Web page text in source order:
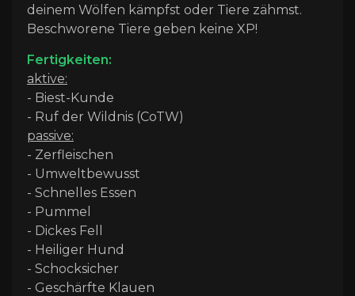
deinem Wölfen kämpfst oder Tiere zähmst.
Beschworene Tiere geben keine XP!
Fertigkeiten:
aktive:
- Biest-Kunde
- Ruf der Wildnis (CoTW)
passive:
- Zerfleischen
- Umweltbewusst
- Schnelles Essen
- Pummel
- Dickes Fell
- Heiliger Hund
- Schocksicher
- Geschärfte Klauen